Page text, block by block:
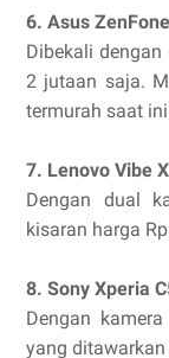
6. Asus
Dibekali
2 jutaan saja.
termurah saat ini
7. Lenovo Vibe
Dengan dual
kisaran harga
8. Sony Xperia
Dengan
yang